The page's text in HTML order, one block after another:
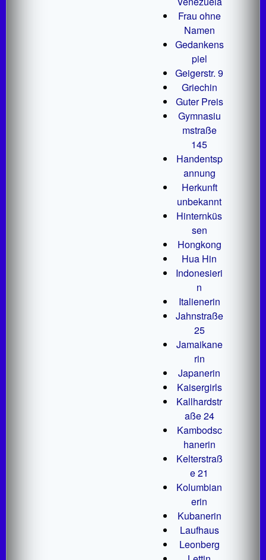
Frau ohne
Namen
Gedankens
piel
Geigerstr. 9
Griechin
Guter Preis
Gymnasiu
mstraße
145
Handentsp
annung
Herkunft
unbekannt
Hinternküs
sen
Hongkong
Hua Hin
Indonesieri
n
Italienerin
Jahnstraße
25
Jamaikane
rin
Japanerin
Kaisergirls
Kallhardstr
aße 24
Kambodsc
hanerin
Kelterstraß
e 21
Kolumbian
erin
Kubanerin
Laufhaus
Leonberg